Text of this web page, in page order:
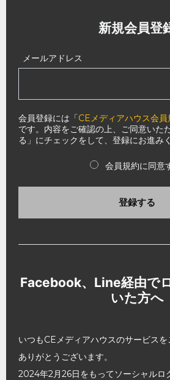
新規会員登
メールアドレス
会員登録には「CEメディアハウス会員
です。内容をご確認の上、ご同意いた
る」にチェックをして、登録にお進み
会員規約に同意
登録する
Facebook、Line経由で
いた方へ
いつもCEメディアハウスのサービス
ありがとうございます。
2024年2月26日をもってソーシャルロ